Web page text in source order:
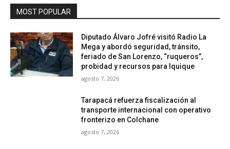
MOST POPULAR
Diputado Álvaro Jofré visitó Radio La
Mega y abordó seguridad, tránsito,
feriado de San Lorenzo, “ruqueros”,
probidad y recursos para Iquique
agosto 7, 2026
Tarapacá refuerza fiscalización al
transporte internacional con operativo
fronterizo en Colchane
agosto 7, 2026